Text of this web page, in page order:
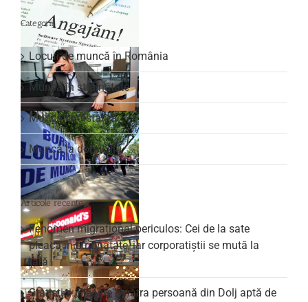
Categorii
Locuri de muncă în România
Muncă în străinătate
Muncă la distanță
Muncă la domiciliu
Articole recente
Fenomen migrațional periculos: Cei de la sate
pleacă în străinătate, iar corporatiștii se mută la
țară
Statistici: Fiecare a patra persoană din Dolj aptă de